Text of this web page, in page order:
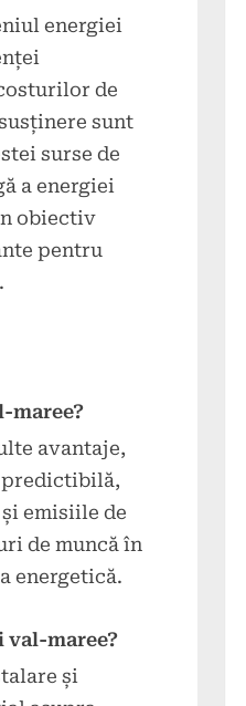
energiei
de
sunt
surse de
a energiei
obiectiv
pentru
maree?
avantaje,
predictibilă,
emisiile de
de muncă în
energetică.
val-maree?
și